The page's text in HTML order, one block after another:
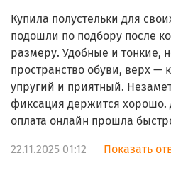
Купила полустельки для
подошли по подбору после
размеру. Удобные и тонкие,
пространство обуви, верх —
упругий и приятный.
фиксация держится хорошо.
оплата онлайн прошла
22.11.2025 01:12 Показать